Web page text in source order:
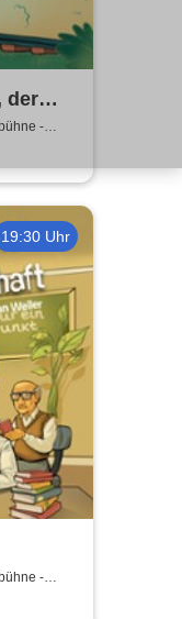
der
-
19:30 Uhr
unter
-